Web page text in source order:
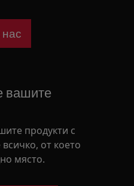
вашите
продукти с
от което
място.